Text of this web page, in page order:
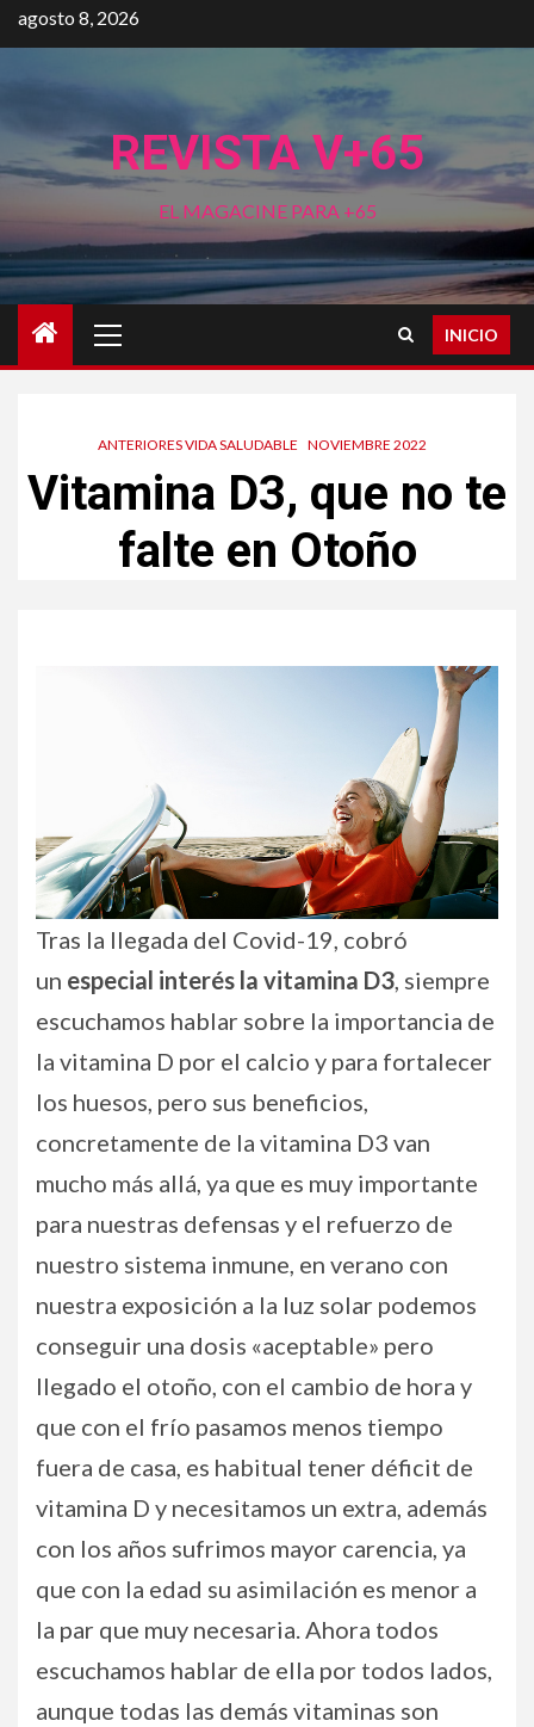
Saltar
al
agosto 8, 2026
REVISTA V+65
EL MAGACINE PARA +65
principal
INICIO
ANTERIORES VIDA SALUDABLE NOVIEMBRE 2022
Vitamina D3, que no te
falte en Otoño
Tras la llegada del Covid-19, cobró
un especial interés la vitamina D3, siempre
escuchamos hablar sobre la importancia de
la vitamina D por el calcio y para fortalecer
los huesos, pero sus beneficios,
concretamente de la vitamina D3 van
mucho más allá, ya que es muy importante
para nuestras defensas y el refuerzo de
nuestro sistema inmune, en verano con
nuestra exposición a la luz solar podemos
conseguir una dosis «aceptable» pero
llegado el otoño, con el cambio de hora y
que con el frío pasamos menos tiempo
fuera de casa, es habitual tener déficit de
vitamina D y necesitamos un extra, además
con los años sufrimos mayor carencia, ya
que con la edad su asimilación es menor a
la par que muy necesaria. Ahora todos
escuchamos hablar de ella por todos lados,
aunque todas las demás vitaminas son